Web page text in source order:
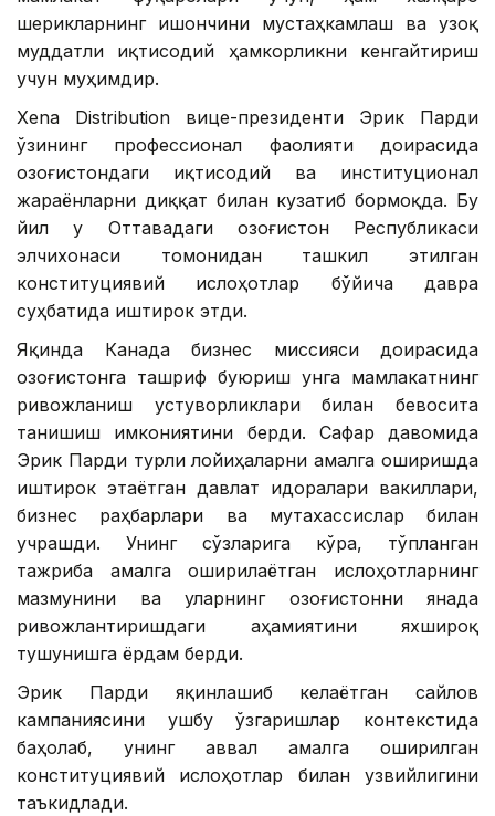
шерикларнинг ишончини мустаҳкамлаш ва узоқ
муддатли иқтисодий ҳамкорликни кенгайтириш
учун муҳимдир.
Xena Distribution вице-президенти Эрик Парди
ўзининг профессионал фаолияти доирасида
Қозоғистондаги иқтисодий ва институционал
жараёнларни диққат билан кузатиб бормоқда. Бу
йил у Оттавадаги Қозоғистон Республикаси
элчихонаси томонидан ташкил этилган
конституциявий ислоҳотлар бўйича давра
суҳбатида иштирок этди.
Яқинда Канада бизнес миссияси доирасида
Қозоғистонга ташриф буюриш унга мамлакатнинг
ривожланиш устуворликлари билан бевосита
танишиш имкониятини берди. Сафар давомида
Эрик Парди турли лойиҳаларни амалга оширишда
иштирок этаётган давлат идоралари вакиллари,
бизнес раҳбарлари ва мутахассислар билан
учрашди. Унинг сўзларига кўра, тўпланган
тажриба амалга оширилаётган ислоҳотларнинг
мазмунини ва уларнинг Қозоғистонни янада
ривожлантиришдаги аҳамиятини яхшироқ
тушунишга ёрдам берди.
Эрик Парди яқинлашиб келаётган сайлов
кампаниясини ушбу ўзгаришлар контекстида
баҳолаб, унинг аввал амалга оширилган
конституциявий ислоҳотлар билан узвийлигини
таъкидлади.